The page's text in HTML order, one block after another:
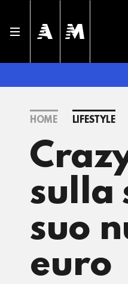
HOME LIFESTYLE
sulla
suo
euro